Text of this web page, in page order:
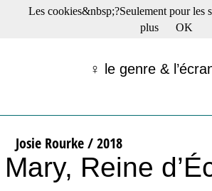
☰ Menu
Films récents
Tribunes
Bloc-notes
Archives
♀ le genre &
Josie Rourke / 2018
Mary, Reine
Les cookies&nbsp;?Seulement pour les
plus
OK